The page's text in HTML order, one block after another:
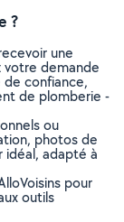
?
une
votre demande
confiance,
de plomberie -
ou
photos de
idéal, adapté à
pour
outils